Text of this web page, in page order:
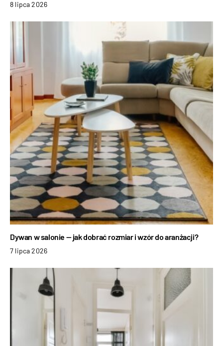
8 lipca 2026
Dywan w salonie — jak dobrać rozmiar i wzór do aranżacji?
7 lipca 2026